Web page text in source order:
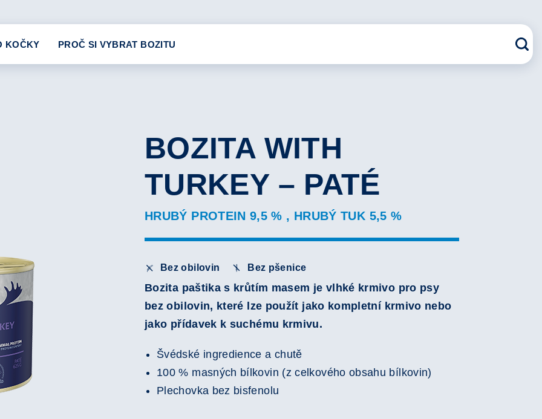
KOČKY PROČ SI VYBRAT BOZITU
BOZITA WITH
TURKEY – PATÉ
HRUBÝ PROTEIN 9,5 % , HRUBÝ TUK 5,5 %
Bez obilovin Bez pšenice
Bozita paštika s krůtím masem je vlhké krmivo pro psy
bez obilovin, které lze použít jako kompletní krmivo nebo
jako přídavek k suchému krmivu.
Švédské ingredience a chutě
100 % masných bílkovin (z celkového obsahu bílkovin)
Plechovka bez bisfenolu